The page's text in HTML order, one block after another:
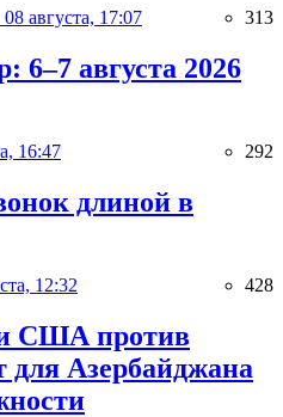
08 августа, 17:07 313
6–7 августа 2026
16:47 292
длиной в
12:32 428
США против
для Азербайджана